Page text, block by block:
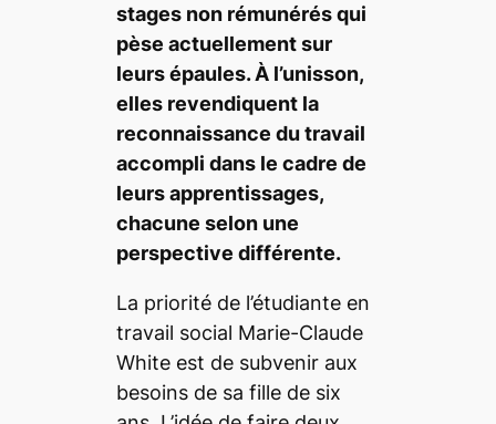
stages non rémunérés qui
pèse actuellement sur
leurs épaules. À l’unisson,
elles revendiquent la
reconnaissance du travail
accompli dans le cadre de
leurs apprentissages,
chacune selon une
perspective différente.
La priorité de l’étudiante en
travail social Marie-Claude
White est de subvenir aux
besoins de sa fille de six